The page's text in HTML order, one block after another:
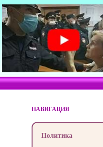
НАВИГАЦИЯ
Политика